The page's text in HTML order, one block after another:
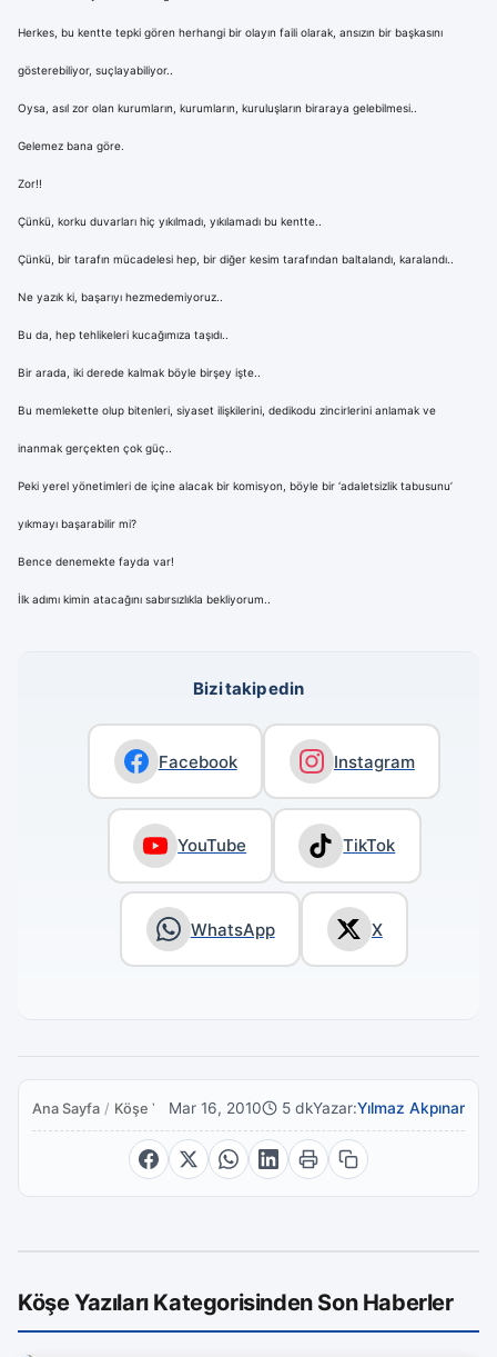
Herkes, bu kentte tepki gören herhangi bir olayın faili olarak, ansızın bir başkasını
gösterebiliyor, suçlayabiliyor..
Oysa, asıl zor olan kurumların, kurumların, kuruluşların biraraya gelebilmesi..
Gelemez bana göre.
Zor!!
Çünkü, korku duvarları hiç yıkılmadı, yıkılamadı bu kentte..
Çünkü, bir tarafın mücadelesi hep, bir diğer kesim tarafından baltalandı, karalandı..
Ne yazık ki, başarıyı hezmedemiyoruz..
Bu da, hep tehlikeleri kucağımıza taşıdı..
Bir arada, iki derede kalmak böyle birşey işte..
Bu memlekette olup bitenleri, siyaset ilişkilerini, dedikodu zincirlerini anlamak ve
inanmak gerçekten çok güç..
Peki yerel yönetimleri de içine alacak bir komisyon, böyle bir ‘adaletsizlik tabusunu’
yıkmayı başarabilir mi?
Bence denemekte fayda var!
İlk adımı kimin atacağını sabırsızlıkla bekliyorum..
Bizi takip edin
Facebook Instagram
YouTube TikTok
WhatsApp X
Ana Sayfa / Köşe YazılarıMar 16, 2010 5 dkYazar:Yılmaz Akpınar
Köşe Yazıları Kategorisinden Son Haberler